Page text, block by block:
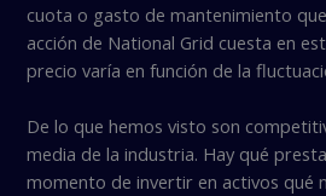
cuota o gasto de mantenimiento
acción de National Grid cuesta en
precio varía en función de la
De lo que hemos visto son
media de la industria. Hay qué
momento de invertir en activos qué